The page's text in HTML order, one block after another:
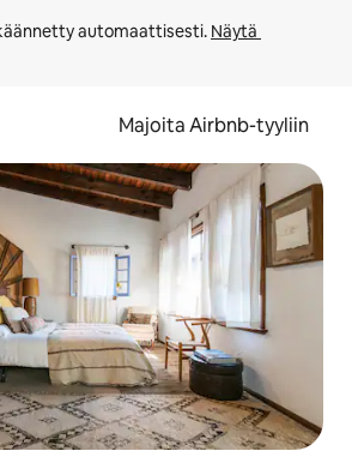
automaattisesti. Näytä
Majoita Airbnb-tyyliin